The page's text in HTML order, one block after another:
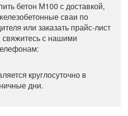
бетон М100 с доставкой,
сваи по
или заказать прайс-лист
с нашими
круглосуточно в
дни.